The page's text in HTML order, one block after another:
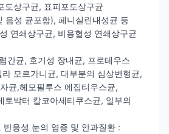
도상구균, 표피포도상구균
음성 균포함), 페니실린내성균 등
연쇄상구균, 비용혈성 연쇄상구균
간균, 호기성 장내균, 프로테우스
모르가니균, 대부분의 심상변형균,
균,헤모필루스 에집티우스균,
토박터 칼코아세티쿠스균, 일부의
반응성 눈의 염증 및 안과질환 :